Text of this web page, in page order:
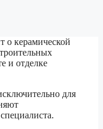
керамической
и отделке
для